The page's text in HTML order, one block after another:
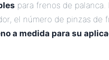
para frenos de
el número de pinzas de
a medida para su